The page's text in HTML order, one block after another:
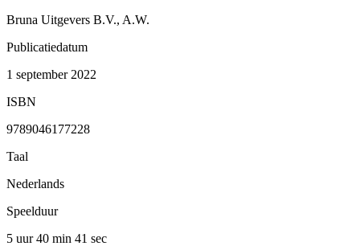
Bruna Uitgevers B.V., A.W.
Publicatiedatum
1 september 2022
ISBN
9789046177228
Taal
Nederlands
Speelduur
5 uur 40 min 41 sec